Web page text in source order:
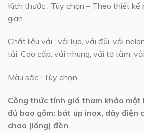
Kích thước : Tùy chọn – Theo thiết kế
gian
Chất liệu vải : vải lụa, vải đũi, vải
tải. Cao cấp: vải nhung, vải tơ tằm,
Màu sắc : Tùy chọn
Công thức tính giá tham khảo một
đủ bao gồm: bát úp inox, dây điện
chao (lồng) đèn